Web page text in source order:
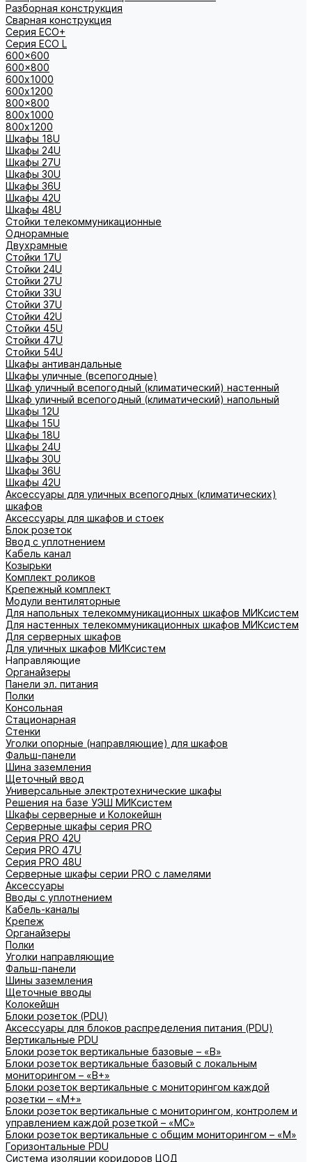
Разборная конструкция
Сварная конструкция
Серия ECO+
Серия ECO L
600x600
600x800
600х1000
600х1200
800x800
800х1000
800х1200
Шкафы 18U
Шкафы 24U
Шкафы 27U
Шкафы 30U
Шкафы 36U
Шкафы 42U
Шкафы 48U
Стойки телекоммуникационные
Однорамные
Двухрамные
Стойки 17U
Стойки 24U
Стойки 27U
Стойки 33U
Стойки 37U
Стойки 42U
Стойки 45U
Стойки 47U
Стойки 54U
Шкафы антивандальные
Шкафы уличные (всепогодные)
Шкаф уличный всепогодный (климатический) настенный
Шкаф уличный всепогодный (климатический) напольный
Шкафы 12U
Шкафы 15U
Шкафы 18U
Шкафы 24U
Шкафы 30U
Шкафы 36U
Шкафы 42U
Аксессуары для уличных всепогодных (климатических)
шкафов
Аксессуары для шкафов и стоек
Блок розеток
Ввод с уплотнением
Кабель канал
Козырьки
Комплект роликов
Крепежный комплект
Модули вентиляторные
Для напольных телекоммуникационных шкафов МИКсистем
Для настенных телекоммуникационных шкафов МИКсистем
Для серверных шкафов
Для уличных шкафов МИКсистем
Направляющие
Органайзеры
Панели эл. питания
Полки
Консольная
Стационарная
Стенки
Уголки опорные (направляющие) для шкафов
Фальш-панели
Шина заземления
Щеточный ввод
Универсальные электротехнические шкафы
Решения на базе УЭШ МИКсистем
Шкафы серверные и Колокейшн
Серверные шкафы серия PRO
Серия PRO 42U
Серия PRO 47U
Серия PRO 48U
Серверные шкафы серии PRO с ламелями
Аксессуары
Вводы с уплотнением
Кабель-каналы
Крепеж
Органайзеры
Полки
Уголки направляющие
Фальш-панели
Шины заземления
Щеточные вводы
Колокейшн
Блоки розеток (PDU)
Аксессуары для блоков распределения питания (PDU)
Вертикальные PDU
Блоки розеток вертикальные базовые – «В»
Блоки розеток вертикальные базовый с локальным
мониторингом – «В+»
Блоки розеток вертикальные с мониторингом каждой
розетки – «М+»
Блоки розеток вертикальные с мониторингом, контролем и
управлением каждой розеткой – «МС»
Блоки розеток вертикальные с общим мониторингом – «М»
Горизонтальные PDU
Система изоляции коридоров ЦОД